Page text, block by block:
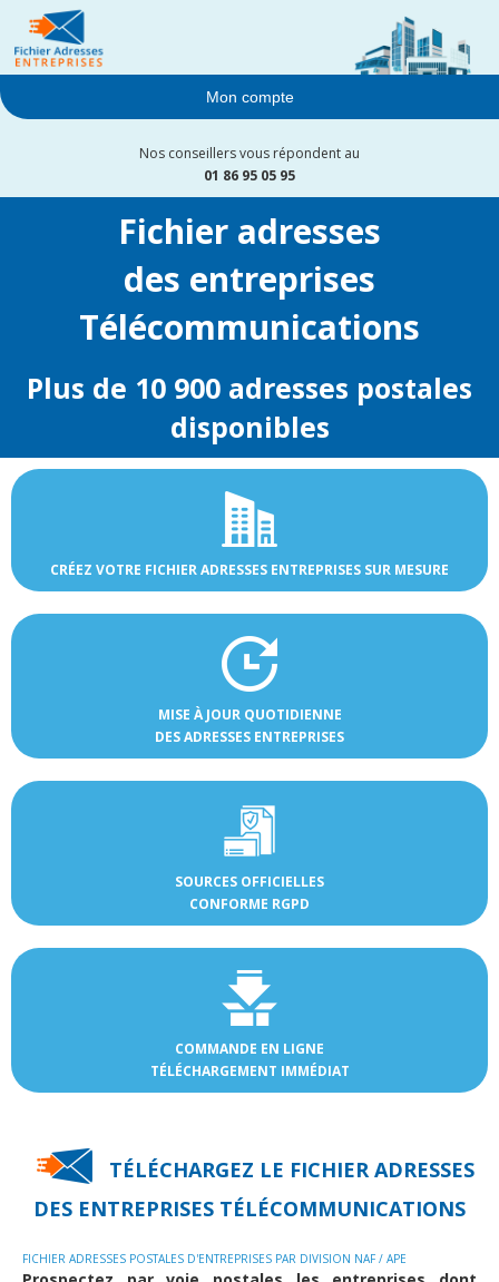
Mon compte
Nos conseillers vous répondent au
01 86 95 05 95
Fichier adresses
des entreprises
Télécommunications
Plus de 10 900 adresses postales
disponibles
CRÉEZ VOTRE FICHIER ADRESSES ENTREPRISES SUR MESURE
MISE À JOUR QUOTIDIENNE
DES ADRESSES ENTREPRISES
SOURCES OFFICIELLES
CONFORME RGPD
COMMANDE EN LIGNE
TÉLÉCHARGEMENT IMMÉDIAT
TÉLÉCHARGEZ LE FICHIER ADRESSES
DES ENTREPRISES TÉLÉCOMMUNICATIONS
FICHIER ADRESSES POSTALES D'ENTREPRISES PAR DIVISION NAF / APE